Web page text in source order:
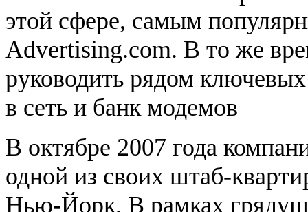
этой сфере, самым
Advertising.com. В то же
руководить рядом
в сеть и банк модемов
В октябре 2007 года
одной из своих штаб-
Нью-Йорк. В рамках